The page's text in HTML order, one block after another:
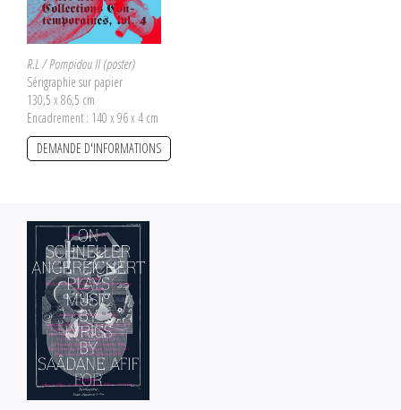
R.L / Pompidou II (poster)
Sérigraphie sur papier
130,5 x 86,5 cm
Encadrement : 140 x 96 x 4 cm
DEMANDE D'INFORMATIONS